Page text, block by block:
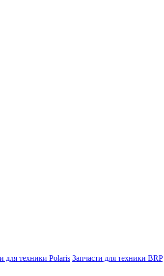
для техники Polaris Запчасти для техники BRP